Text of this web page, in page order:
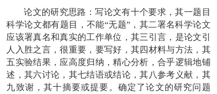
论文的研究思路：写论文有十个要求，其一题目
科学论文都有题目，不能“无题”，其二署名科学论文
应该署真名和真实的工作单位，其三引言，是论文引
人入胜之言，很重要，要写好，其四材料与方法，其
五实验结果，应高度归纳，精心分析，合乎逻辑地铺
述，其六讨论，其七结语或结论，其八参考义献，其
九致谢，其十摘要或提要。确定了论文的研究问题